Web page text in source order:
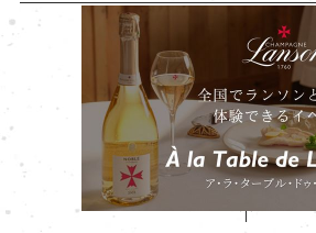
前の記事一覧に戻る次